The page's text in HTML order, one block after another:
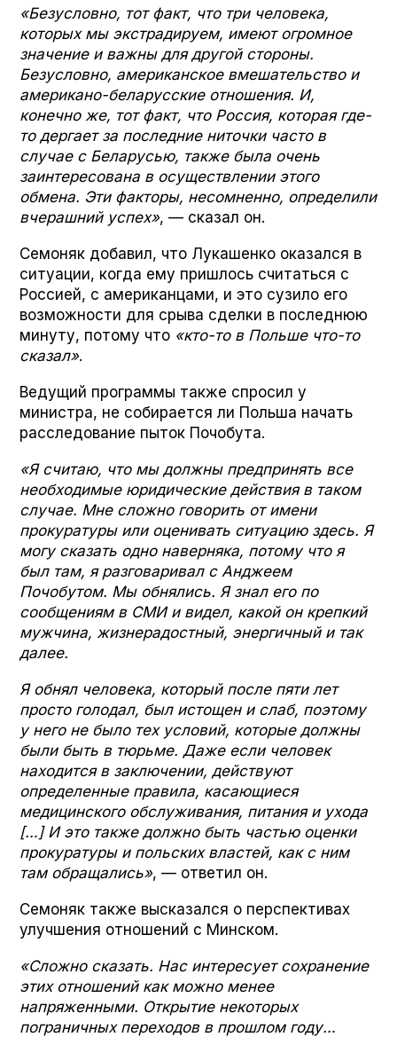
«Безусловно, тот факт, что три человека,
которых мы экстрадируем, имеют огромное
значение и важны для другой стороны.
Безусловно, американское вмешательство и
американо-беларусские отношения. И,
конечно же, тот факт, что Россия, которая где-
то дергает за последние ниточки часто в
случае с Беларусью, также была очень
заинтересована в осуществлении этого
обмена. Эти факторы, несомненно, определили
вчерашний успех», — сказал он.
Семоняк добавил, что Лукашенко оказался в
ситуации, когда ему пришлось считаться с
Россией, с американцами, и это сузило его
возможности для срыва сделки в последнюю
минуту, потому что «кто-то в Польше что-то
сказал».
Ведущий программы также спросил у
министра, не собирается ли Польша начать
расследование пыток Почобута.
«Я считаю, что мы должны предпринять все
необходимые юридические действия в таком
случае. Мне сложно говорить от имени
прокуратуры или оценивать ситуацию здесь. Я
могу сказать одно наверняка, потому что я
был там, я разговаривал с Анджеем
Почобутом. Мы обнялись. Я знал его по
сообщениям в СМИ и видел, какой он крепкий
мужчина, жизнерадостный, энергичный и так
далее.
Я обнял человека, который после пяти лет
просто голодал, был истощен и слаб, поэтому
у него не было тех условий, которые должны
были быть в тюрьме. Даже если человек
находится в заключении, действуют
определенные правила, касающиеся
медицинского обслуживания, питания и ухода
[…] И это также должно быть частью оценки
прокуратуры и польских властей, как с ним
там обращались», — ответил он.
Семоняк также высказался о перспективах
улучшения отношений с Минском.
«Сложно сказать. Нас интересует сохранение
этих отношений как можно менее
напряженными. Открытие некоторых
пограничных переходов в прошлом году…